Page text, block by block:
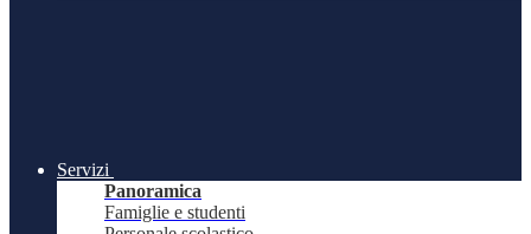
Servizi
Panoramica
Famiglie e studenti